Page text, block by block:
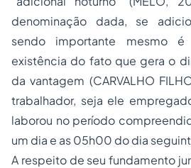
denominação dada, se
sendo importante mesmo
existência do fato que gera o
da vantagem (CARVALHO
trabalhador, seja ele
laborou no período
um dia e as 05h00 do dia
A respeito de seu fundamento